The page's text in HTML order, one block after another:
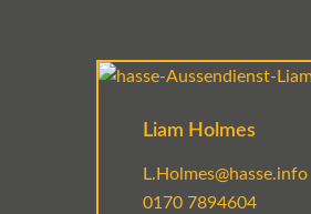
Liam Holmes
L.Holmes@hasse.info
0170 7894604